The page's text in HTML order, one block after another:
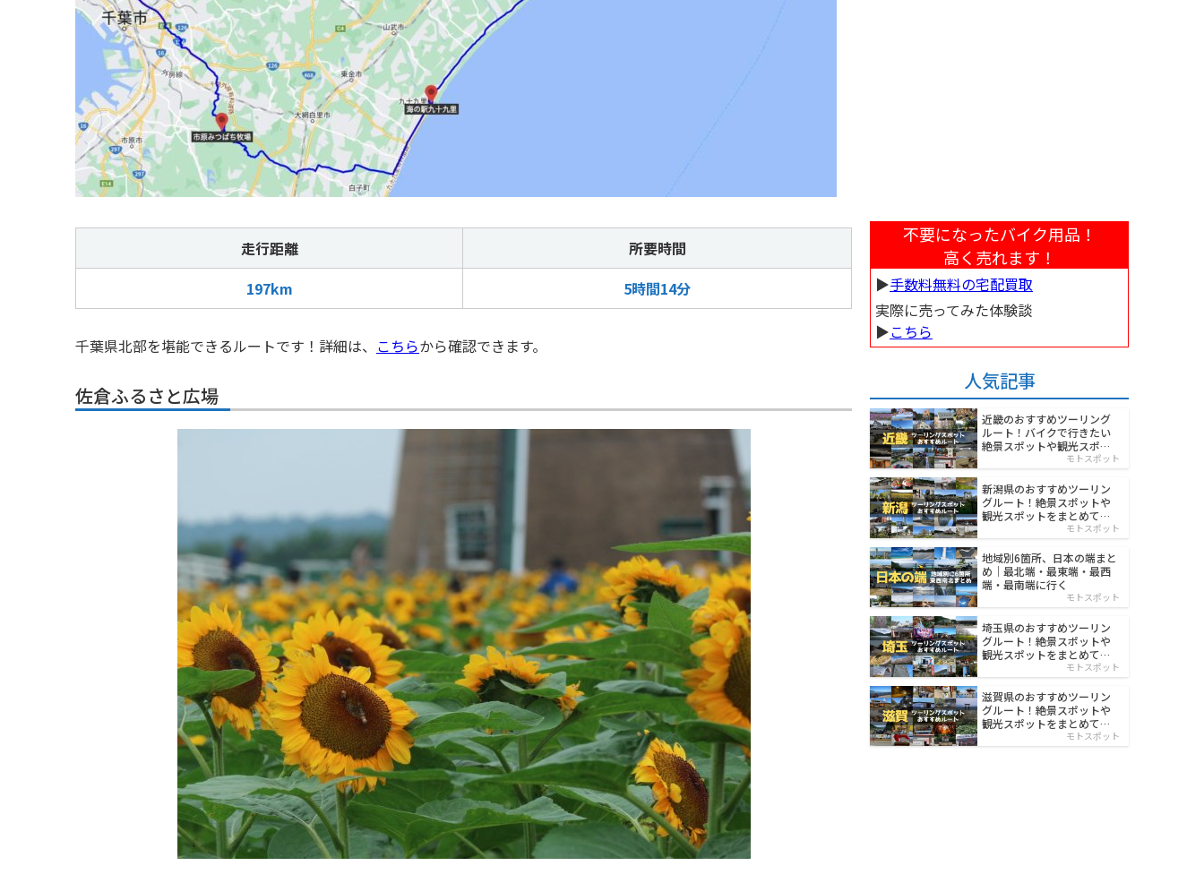
走行距離
所要時間
197km
5時間14分
千葉県北部を堪能できるルートです！詳細は、 こちらから確認できます。
佐倉ふるさと広場
不要になったバイク用品！
高く売れます！
▶︎手数料無料の宅配買取
実際に売ってみた体験談
▶︎こちら
人気記事
近畿のおすすめツーリング
ルート！バイクで行きたい
絶景スポットや観光スポッ
モトスポット
新潟県のおすすめツーリン
グルート！絶景スポットや
観光スポットをまとめて紹
モトスポット
地域別6箇所、日本の端まと
め｜最北端・最東端・最西
端・最南端に行く
モトスポット
埼玉県のおすすめツーリン
グルート！絶景スポットや
観光スポットをまとめて紹
モトスポット
滋賀県のおすすめツーリン
グルート！絶景スポットや
観光スポットをまとめて紹
モトスポット